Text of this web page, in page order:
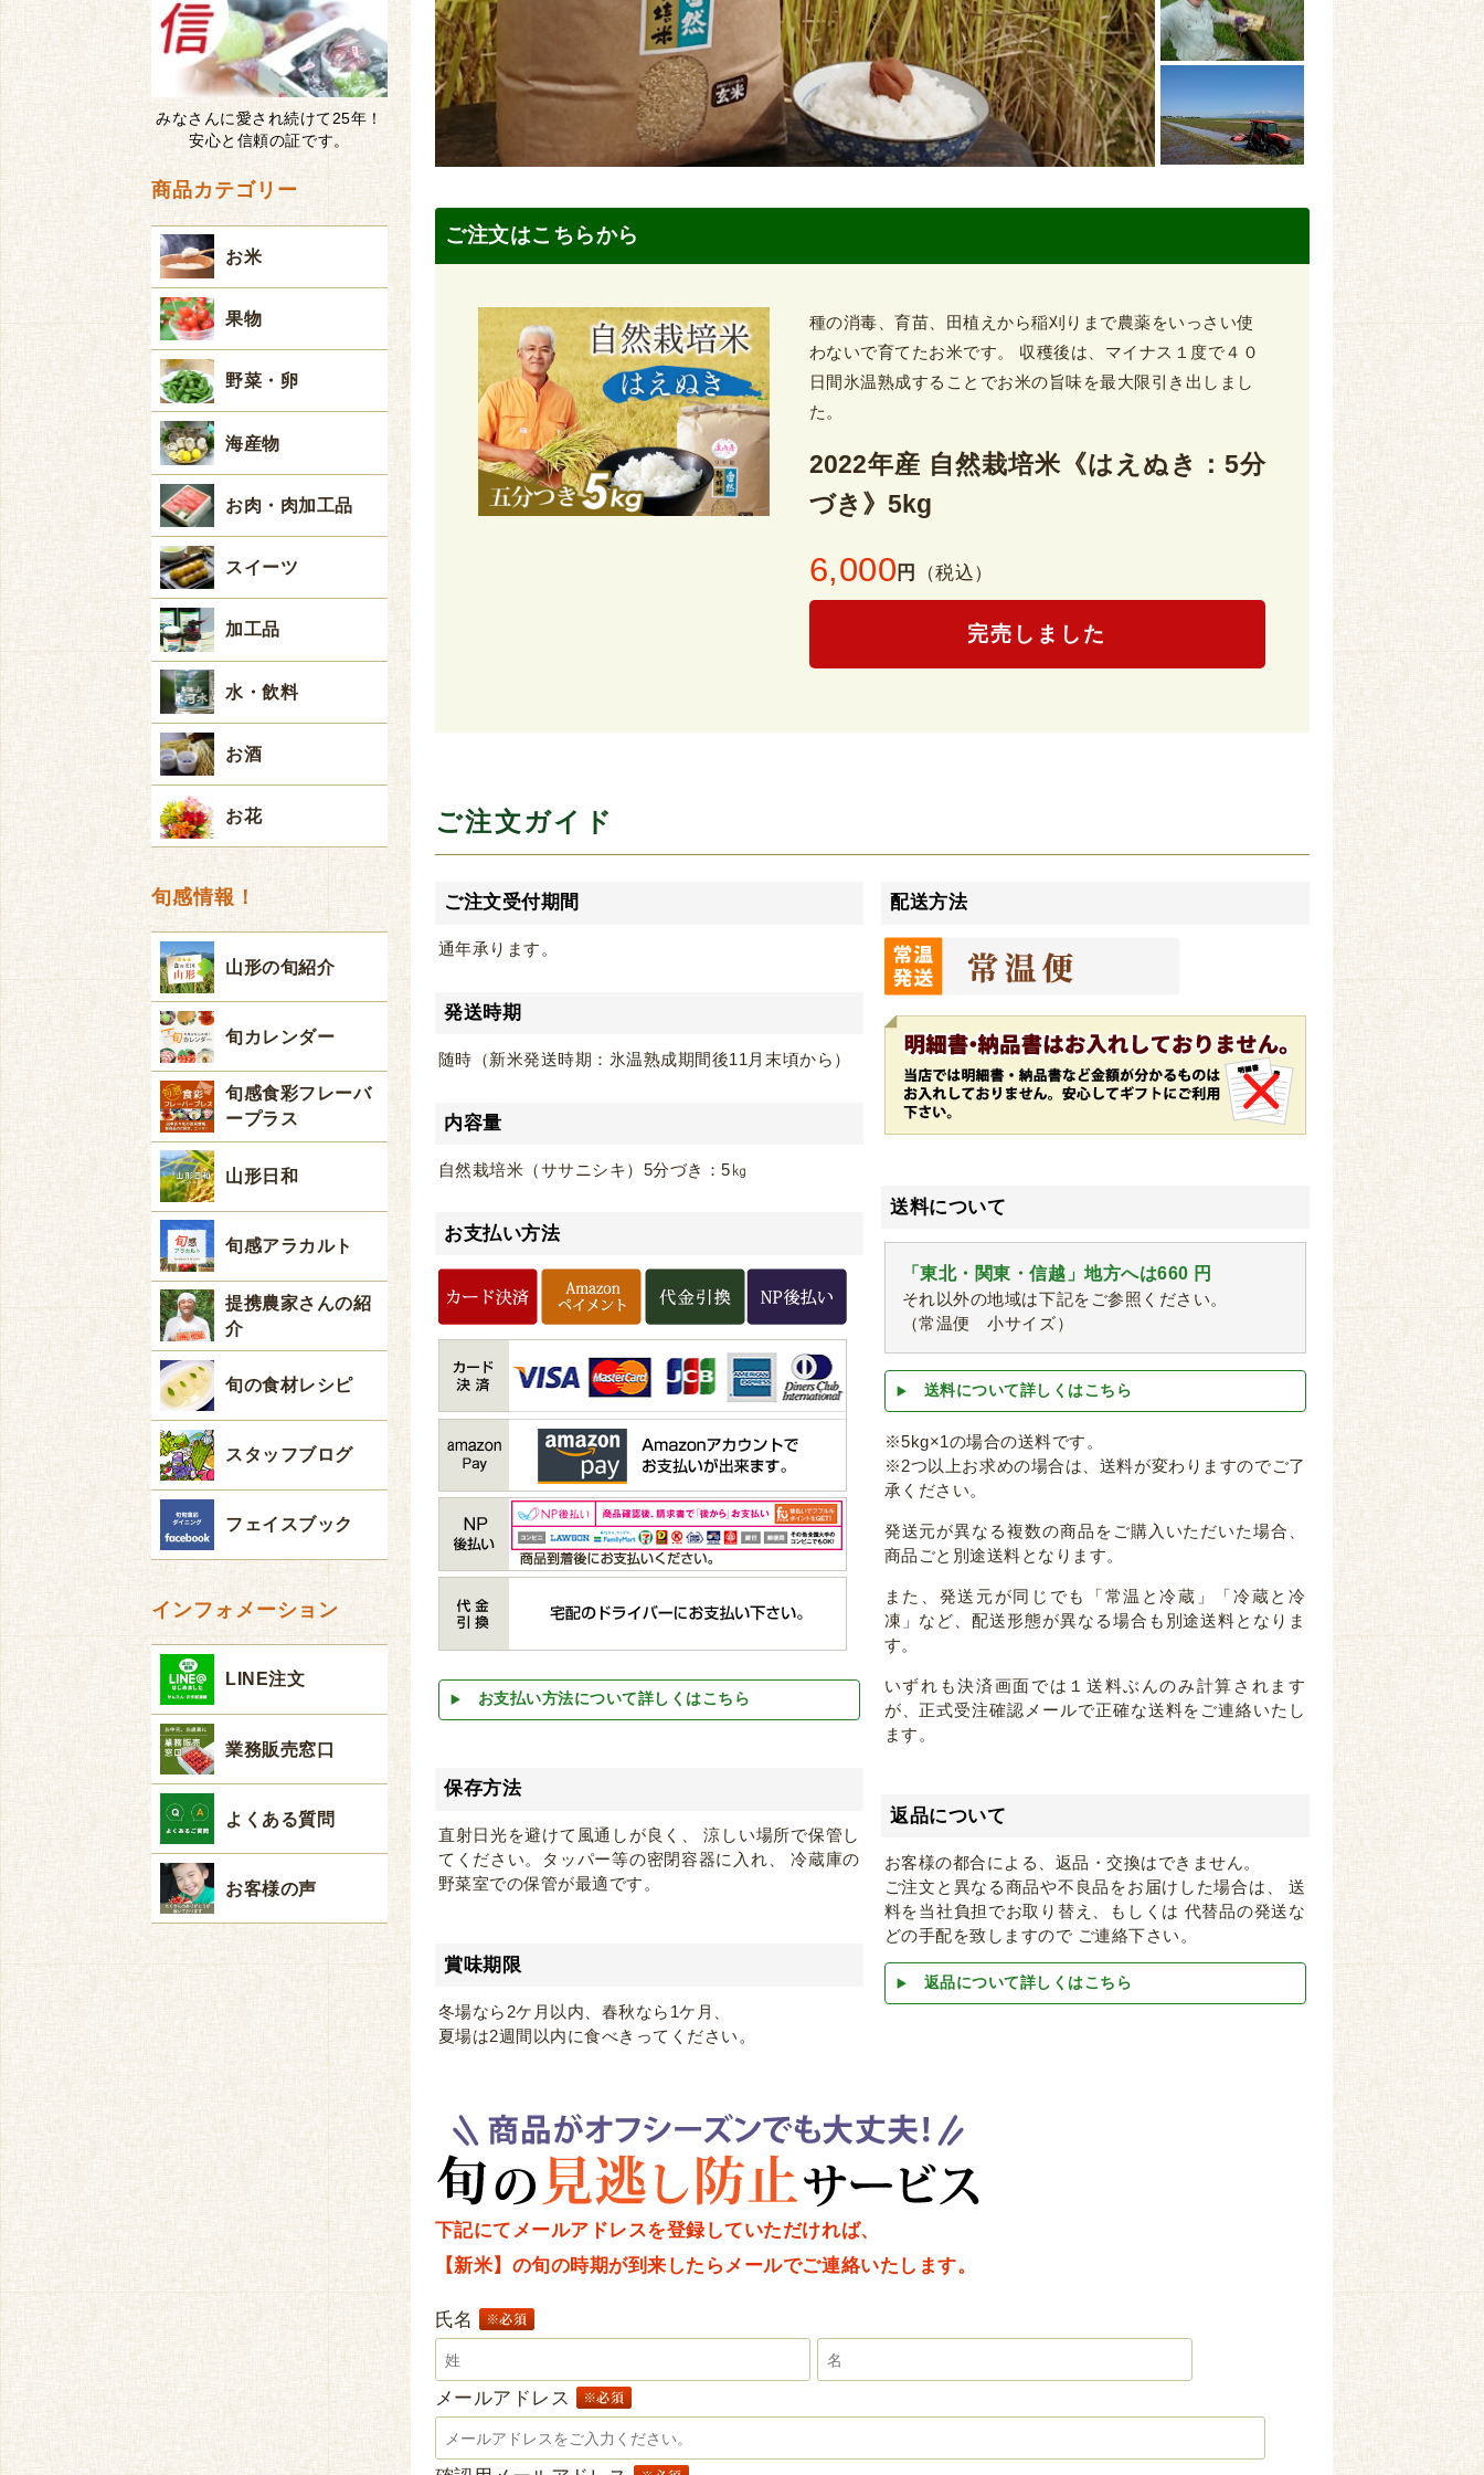
ご注文はこちらから
種の消毒、育苗、田植えから稲刈りまで農薬をいっさい使
わないで育てたお米です。 収穫後は、マイナス１度で４０
日間氷温熟成することでお米の旨味を最大限引き出しまし
た。
2022年産 自然栽培米《はえぬき：5分
づき》5kg
6,000 円 （税込）
完売しました
ご注文ガイド
ご注文受付期間
通年承ります。
発送時期
随時（新米発送時期：氷温熟成期間後11月末頃から）
内容量
自然栽培米（ササニシキ）5分づき：5㎏
お支払い方法
お支払い方法について詳しくはこちら
保存方法
直射日光を避けて風通しが良く、 涼しい場所で保管し
てください。タッパー等の密閉容器に入れ、 冷蔵庫の
野菜室での保管が最適です。
賞味期限
冬場なら2ケ月以内、春秋なら1ケ月、
夏場は2週間以内に食べきってください。
配送方法
送料について
「東北・関東・信越」地方へは660 円
それ以外の地域は下記をご参照ください。
（常温便 小サイズ）
送料について詳しくはこちら
※5kg×1の場合の送料です。
※2つ以上お求めの場合は、送料が変わりますのでご了
承ください。
発送元が異なる複数の商品をご購入いただいた場合、
商品ごと別途送料となります。
また、発送元が同じでも「常温と冷蔵」「冷蔵と冷
凍」など、配送形態が異なる場合も別途送料となりま
す。
いずれも決済画面では１送料ぶんのみ計算されます
が、正式受注確認メールで正確な送料をご連絡いたし
ます。
返品について
お客様の都合による、返品・交換はできません。
ご注文と異なる商品や不良品をお届けした場合は、 送
料を当社負担でお取り替え、もしくは 代替品の発送な
どの手配を致しますので ご連絡下さい。
返品について詳しくはこちら
下記にてメールアドレスを登録していただければ、
【新米】の旬の時期が到来したらメールでご連絡いたします。
氏名
メールアドレス
みなさんに愛され続けて25年！
安心と信頼の証です。
商品カテゴリー
お米
果物
野菜・卵
海産物
お肉・肉加工品
スイーツ
加工品
水・飲料
お酒
お花
旬感情報！
山形の旬紹介
旬カレンダー
旬感食彩フレーバ
ープラス
山形日和
旬感アラカルト
提携農家さんの紹
介
旬の食材レシピ
スタッフブログ
フェイスブック
インフォメーション
LINE注文
業務販売窓口
よくある質問
お客様の声